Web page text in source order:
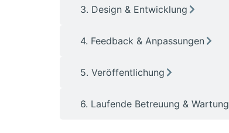
3. Design & Entwicklung
4. Feedback & Anpassungen
5. Veröffentlichung
6. Laufende Betreuung & Wartung